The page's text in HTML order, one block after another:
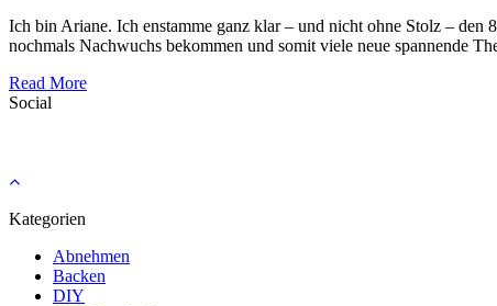
Ich bin Ariane. Ich enstamme ganz klar – und nicht ohne Stolz –
nochmals Nachwuchs bekommen und somit viele neue spannende
Read More
Social
Kategorien
Abnehmen
Backen
DIY